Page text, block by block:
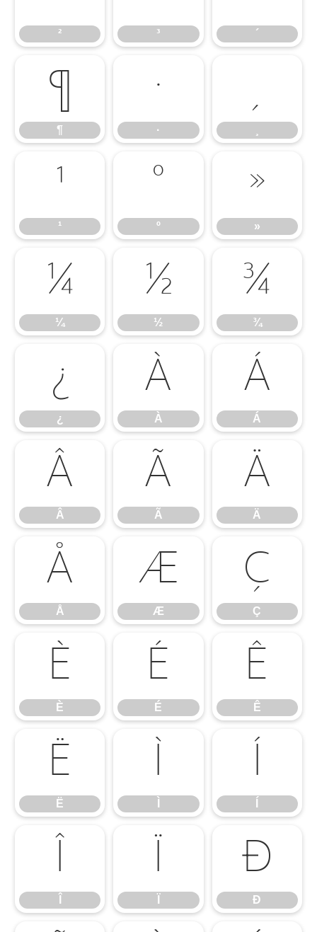
² ³ ´
¶
¶
·
·
¹
¹
º
º
»
»
¼
¼
½
½
¾
¾
¿
¿
À
À
Á
Á
Â
Â
Ã
Ã
Ä
Ä
Å
Å
Æ
Æ
Ç
Ç
È
È
É
É
Ê
Ê
Ë
Ë
Ì Í
Î Ï Ð
Ð